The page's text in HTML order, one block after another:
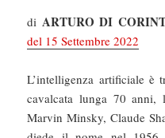
di ARTURO DI
del 15 Settembre 2022
L’intelligenza artificiale è
cavalcata lunga 70
Marvin Minsky, Claude